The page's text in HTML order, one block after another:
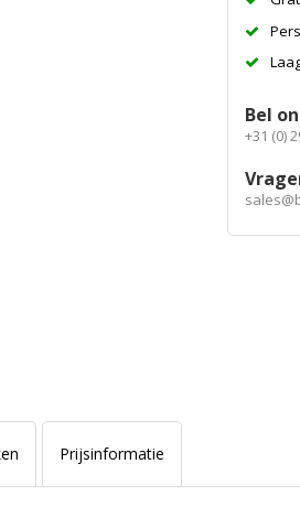
Bel
+31 (0)
Prijsinformatie